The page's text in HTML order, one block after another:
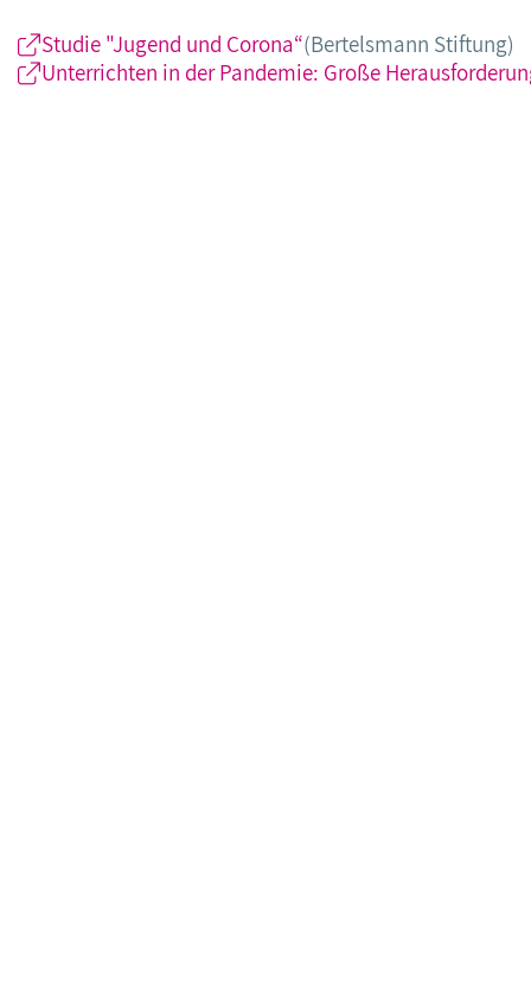
Studie "Jugend und Corona“(Bertelsmann Stiftung)
Unterrichten in der Pandemie: Große